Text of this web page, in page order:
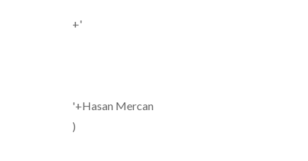
+'
'+Hasan Mercan
)